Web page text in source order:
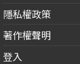
隱私權政策
著作權聲明
登入